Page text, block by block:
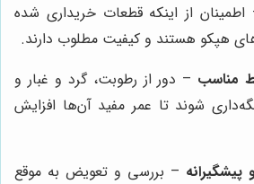
اطمینان از اینکه قطعات خریداری شده
هپکو هستند و کیفیت مطلوب دارند.
مناسب – دور از رطوبت، گرد و غبار و
شوند تا عمر مفید آن‌ها افزایش
– بررسی و تعویض به موقع